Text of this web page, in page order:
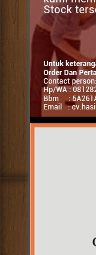
Distributor
Fulloc -